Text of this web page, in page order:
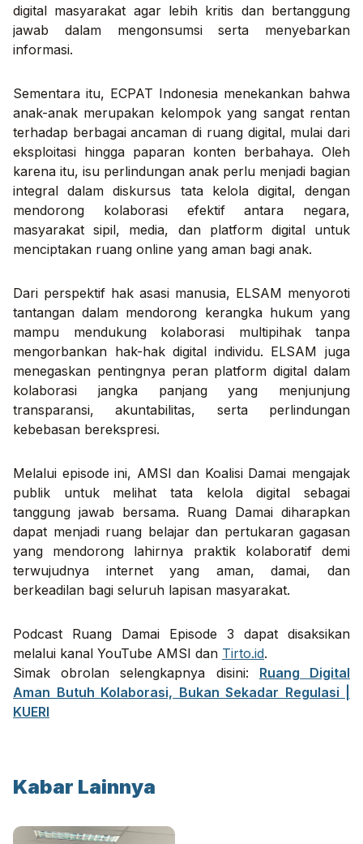
digital masyarakat agar lebih kritis dan bertanggung
jawab dalam mengonsumsi serta menyebarkan
informasi.
Sementara itu, ECPAT Indonesia menekankan bahwa
anak-anak merupakan kelompok yang sangat rentan
terhadap berbagai ancaman di ruang digital, mulai dari
eksploitasi hingga paparan konten berbahaya. Oleh
karena itu, isu perlindungan anak perlu menjadi bagian
integral dalam diskursus tata kelola digital, dengan
mendorong kolaborasi efektif antara negara,
masyarakat sipil, media, dan platform digital untuk
menciptakan ruang online yang aman bagi anak.
Dari perspektif hak asasi manusia, ELSAM menyoroti
tantangan dalam mendorong kerangka hukum yang
mampu mendukung kolaborasi multipihak tanpa
mengorbankan hak-hak digital individu. ELSAM juga
menegaskan pentingnya peran platform digital dalam
kolaborasi jangka panjang yang menjunjung
transparansi, akuntabilitas, serta perlindungan
kebebasan berekspresi.
Melalui episode ini, AMSI dan Koalisi Damai mengajak
publik untuk melihat tata kelola digital sebagai
tanggung jawab bersama. Ruang Damai diharapkan
dapat menjadi ruang belajar dan pertukaran gagasan
yang mendorong lahirnya praktik kolaboratif demi
terwujudnya internet yang aman, damai, dan
berkeadilan bagi seluruh lapisan masyarakat.
Podcast Ruang Damai Episode 3 dapat disaksikan
melalui kanal YouTube AMSI dan Tirto.id.
Simak obrolan selengkapnya disini:
Ruang Digital
Aman Butuh Kolaborasi, Bukan Sekadar Regulasi |
KUERI
Kabar Lainnya